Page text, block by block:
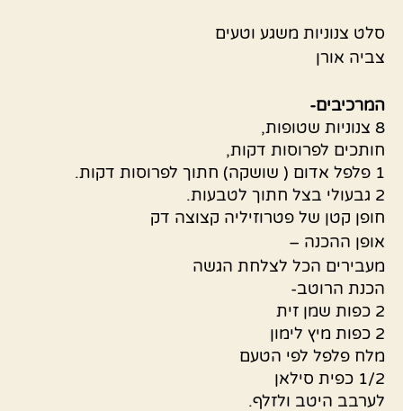
סלט צנוניות משגע וטעים
צביה אורן
המרכיבים-
8 צנוניות שטופות,
חותכים לפרוסות דקות,
1 פלפל אדום ( שושקה) חתוך לפרוסות דקות.
2 גבעולי בצל חתוך לטבעות.
חופן קטן של פטרוזיליה קצוצה דק
אופן ההכנה –
מעבירים הכל לצלחת הגשה
הכנת הרוטב-
2 כפות שמן זית
2 כפות מיץ לימון
מלח פלפל לפי הטעם
1/2 כפית סילאן
לערבב היטב ולזלף.